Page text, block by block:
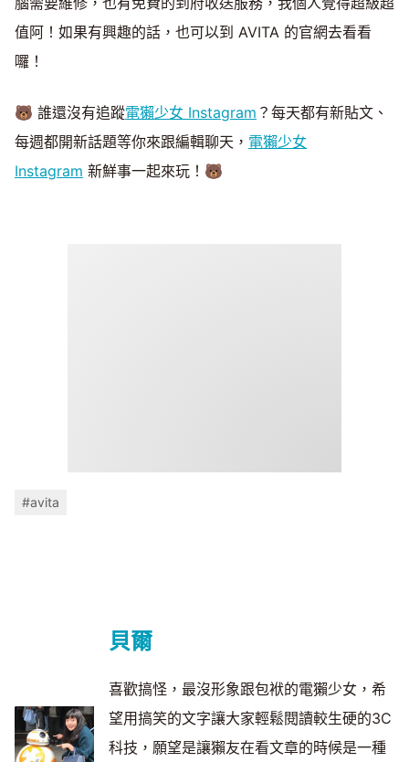
值阿！如果有興趣的話，也可以到 AVITA 的官網去看看
囉！
🐻 誰還沒有追蹤電獺少女 Instagram ？每天都有新貼文、
每週都開新話題等你來跟編輯聊天， 電獺少女
Instagram 新鮮事一起來玩！🐻
#avita
貝爾
喜歡搞怪，最沒形象跟包袱的電獺少女，希
望用搞笑的文字讓大家輕鬆閱讀較生硬的3C
科技，願望是讓獺友在看文章的時候是一種